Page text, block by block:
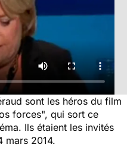
sont les héros du film
forces", qui sort ce
Ils étaient les invités
mars 2014.